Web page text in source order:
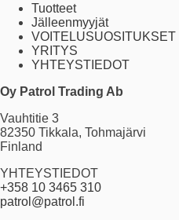
Tuotteet
Jälleenmyyjät
VOITELUSUOSITUKSET
YRITYS
YHTEYSTIEDOT
Oy Patrol Trading Ab
Vauhtitie 3
82350 Tikkala, Tohmajärvi
Finland
YHTEYSTIEDOT
+358 10 3465 310
patrol@patrol.fi